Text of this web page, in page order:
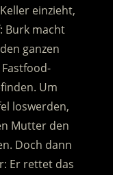
einzieht,
Burk macht
ganzen
Um
loswerden,
Mutter den
Doch dann
Er rettet das